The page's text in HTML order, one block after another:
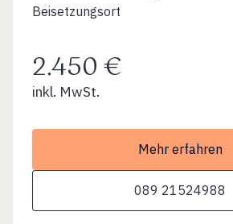
Beisetzungsort
2.450 €
inkl. MwSt.
Mehr erfahren
089 21524988